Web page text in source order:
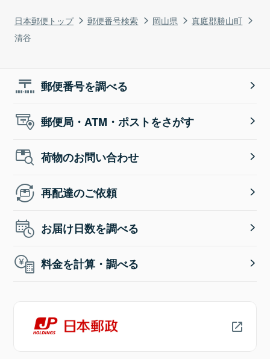
日本郵便トップ 郵便番号検索 岡山県
真庭郡勝山町
清谷
郵便番号を調べる
郵便局・ATM・ポストをさがす
荷物のお問い合わせ
再配達のご依頼
お届け日数を調べる
料金を計算・調べる